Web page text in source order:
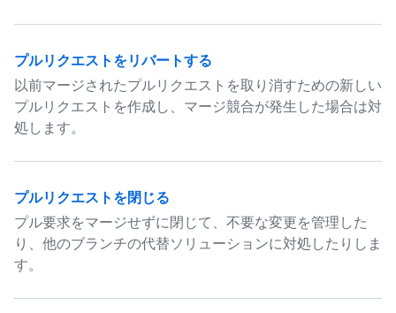
プルリクエストをリバートする
以前マージされたプルリクエストを取り消すための新しい
プルリクエストを作成し、マージ競合が発生した場合は対
処します。
プルリクエストを閉じる
プル要求をマージせずに閉じて、不要な変更を管理した
り、他のブランチの代替ソリューションに対処したりしま
す。